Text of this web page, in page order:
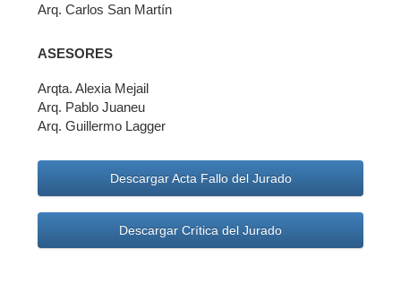
Arq. Carlos San Martín
ASESORES
Arqta. Alexia Mejail
Arq. Pablo Juaneu
Arq. Guillermo Lagger
Descargar Acta Fallo del Jurado
Descargar Crítica del Jurado